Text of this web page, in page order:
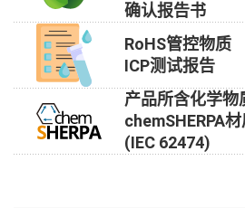
确认报告书
RoHS管控物质
ICP测试报告
产品所含化学物
chemSHERPA
(IEC 62474)